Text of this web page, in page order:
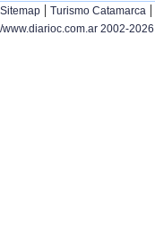
Sitemap | Turismo Catamarca |
/www.diarioc.com.ar 2002-2026